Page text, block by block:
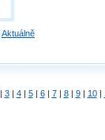
Aktuálně
| 3 | 4 | 5 | 6 | 7 | 8 | 9 | 10 |